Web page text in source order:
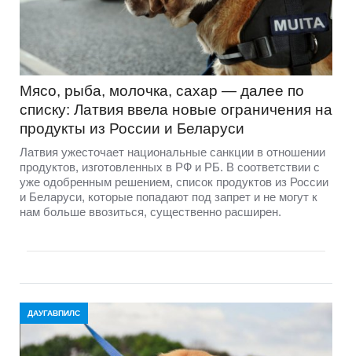
Мясо, рыба, молочка, сахар — далее по
списку: Латвия ввела новые ограничения на
продукты из России и Беларуси
Латвия ужесточает национальные санкции в отношении
продуктов, изготовленных в РФ и РБ. В соответствии с
уже одобренным решением, список продуктов из России
и Беларуси, которые попадают под запрет и не могут к
нам больше ввозиться, существенно расширен.
ДАУГАВПИЛС